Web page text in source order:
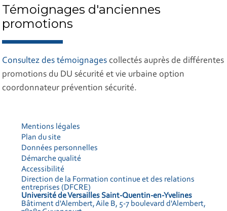
Témoignages d'anciennes
promotions
Consultez des témoignages collectés auprès de différentes
promotions du DU sécurité et vie urbaine option
coordonnateur prévention sécurité.
Mentions légales
Plan du site
Données personnelles
Démarche qualité
Accessibilité
Direction de la Formation continue et des relations
entreprises (DFCRE)
Université de Versailles Saint-Quentin-en-Yvelines
Bâtiment d'Alembert, Aile B, 5-7 boulevard d'Alembert,